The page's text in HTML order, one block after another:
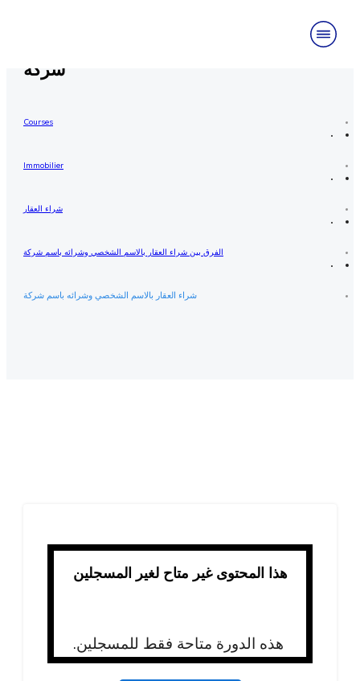
شراء العقار بالاسم الشخصي وشرائه باسم
شركة
Courses
Immobilier
شراء العقار
الفرق بين شراء العقار بالاسم الشخصي وشرائه باسم شركة
شراء العقار بالاسم الشخصي وشرائه باسم شركة
هذا المحتوى غير متاح لغير المسجلين
هذه الدورة متاحة فقط للمسجلين.